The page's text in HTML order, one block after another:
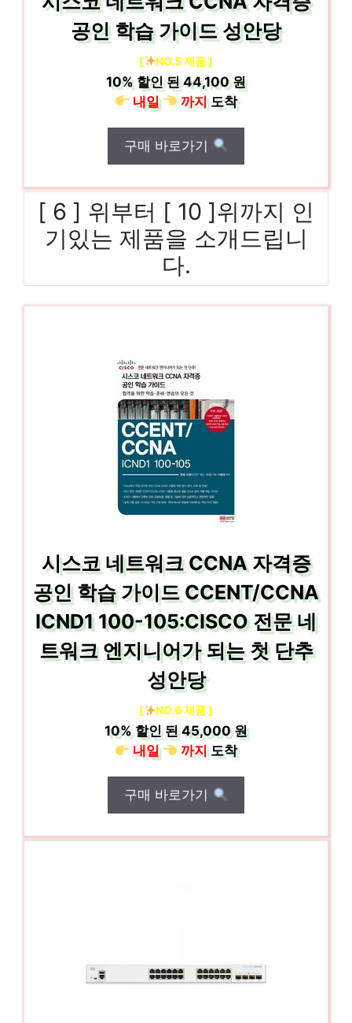
공인 학습 가이드 성안당
[ NO.5 제품 ]
10% 할인 된44,100 원
내일
까지도착
구매 바로가기
[ 6 ] 위부터 [ 10 ]위까지 인
기있는 제품을 소개드립니
다.
시스코 네트워크 CCNA 자격증
공인 학습 가이드 CCENT/CCNA
ICND1 100-105:CISCO 전문 네
트워크 엔지니어가 되는 첫 단추
성안당
[ NO.6 제품 ]
10%할인 된45,000 원
내일
까지도착
구매 바로가기